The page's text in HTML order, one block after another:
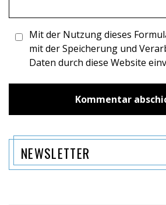
Mit der Nutzung dieses
mit der Speicherung und
Daten durch diese Website
NEWSLETTER